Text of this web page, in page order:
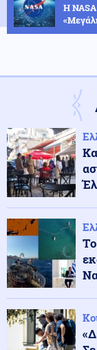
H
Ρωσία
Ρωσία:
Πολιτική